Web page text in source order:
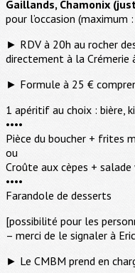
Gaillands, Chamonix
pour l’occasion (maximum
► RDV à 20h au rocher
directement à la Crémerie
► Formule à 25 €
1 apéritif au choix : bière,
••••
Pièce du boucher + frites
ou
Croûte aux cèpes +
••••
Farandole de desserts
[possibilité pour les
– merci de le signaler à
► Le CMBM prend en